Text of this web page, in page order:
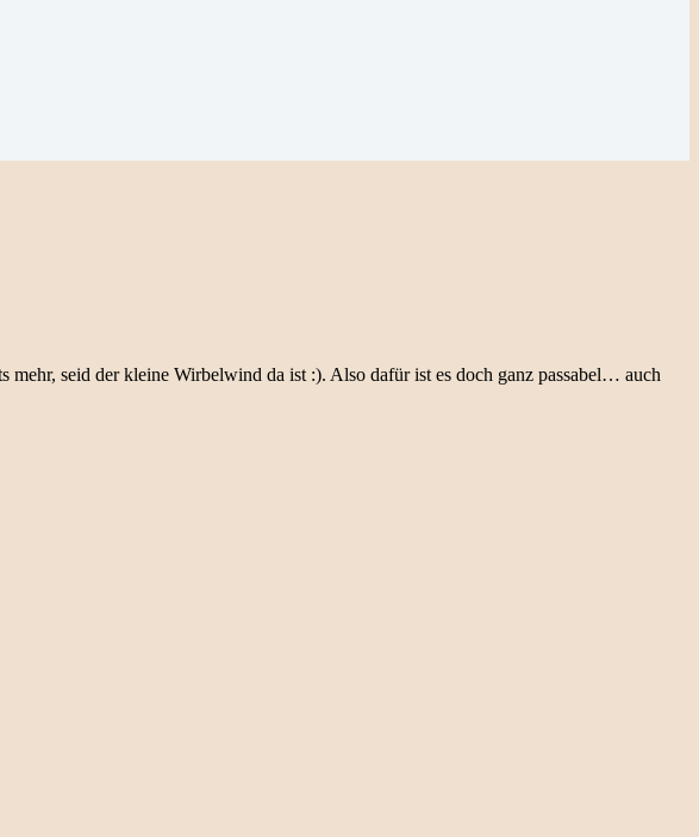
seid der kleine Wirbelwind da ist :). Also dafür ist es doch ganz passabel… auch